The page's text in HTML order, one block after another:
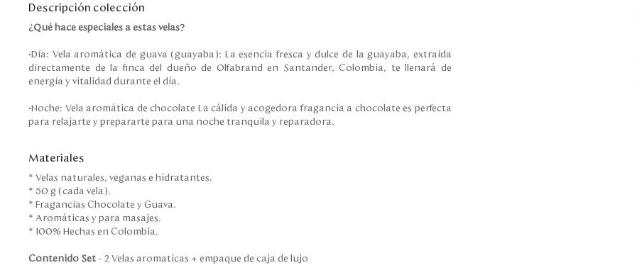
Descripción colección
¿Qué hace especiales a estas velas?
•Día: Vela aromática de guava (guayaba): La esencia fresca y dulce de la guayaba, extraída
directamente de la finca del dueño de Olfabrand en Santander, Colombia, te llenará de
energía y vitalidad durante el día.
•Noche: Vela aromática de chocolate La cálida y acogedora fragancia a chocolate es perfecta
para relajarte y prepararte para una noche tranquila y reparadora.
Materiales
* Velas naturales, veganas e hidratantes.
* 50 g (cada vela).
* Fragancias Chocolate y Guava.
* Aromáticas y para masajes.
* 100% Hechas en Colombia.
Contenido Set - 2 Velas aromaticas + empaque de caja de lujo